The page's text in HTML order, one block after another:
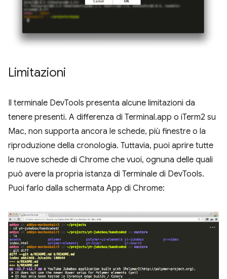
Limitazioni
Il terminale DevTools presenta alcune limitazioni da
tenere presenti. A differenza di Terminal.app o iTerm2 su
Mac, non supporta ancora le schede, più finestre o la
riproduzione della cronologia. Tuttavia, puoi aprire tutte
le nuove schede di Chrome che vuoi, ognuna delle quali
può avere la propria istanza di Terminale di DevTools.
Puoi farlo dalla schermata App di Chrome: